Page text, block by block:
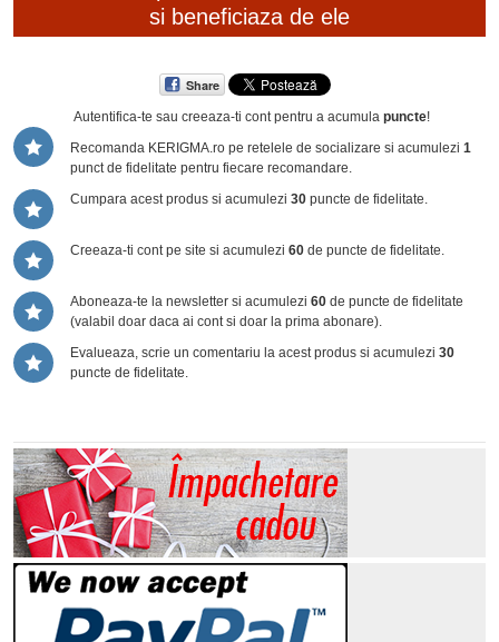
si beneficiaza de ele
Share
Autentifica-te sau creeaza-ti contpentru a acumula puncte!
Recomanda KERIGMA.ro pe retelele de socializare si acumulezi 1
punct de fidelitate pentru fiecare recomandare.
Cumpara acest produs si acumulezi 30 puncte de fidelitate.
Creeaza-ti cont pe site si acumulezi 60 de puncte de fidelitate.
Aboneaza-te la newsletter si acumulezi 60 de puncte de fidelitate
(valabil doar daca ai cont si doar la prima abonare).
Evalueaza, scrie un comentariu la acest produs si acumulezi 30
puncte de fidelitate.